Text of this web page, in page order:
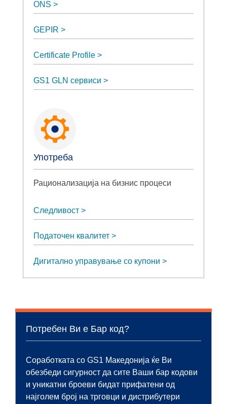
ONS
GEPIR
Certificate Profile
GS1 GLN сервиси
Употреба
Рационализација на бизнис процеси
Следливост
Податочен квалитет
Дигитално управување со купони
Потребен Ви е Бар код?
Соработката со GS1 Македонија ќе Ви
обезбеди сигурност да сите Ваши бар кодови
и уникатни броеви бидат прифатени од
најголем број на трговци и дистрибутери